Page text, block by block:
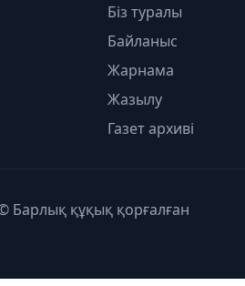
Біз туралы
Байланыс
Жарнама
Жазылу
Газет архиві
Барлық құқық қорғалған